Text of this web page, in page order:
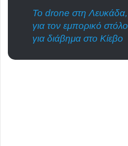
Το drone στη
για τον εμπορικό
για διάβημα στο Κίεβο